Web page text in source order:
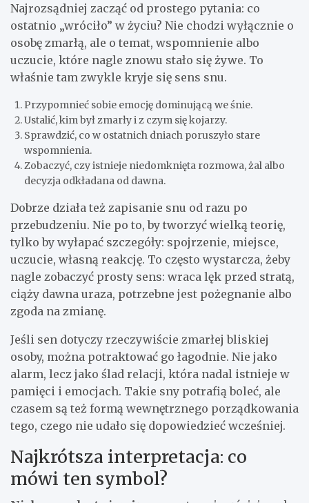
Najrozsądniej zacząć od prostego pytania: co
ostatnio „wróciło” w życiu? Nie chodzi wyłącznie o
osobę zmarłą, ale o temat, wspomnienie albo
uczucie, które nagle znowu stało się żywe. To
właśnie tam zwykle kryje się sens snu.
Przypomnieć sobie emocję dominującą we śnie.
Ustalić, kim był zmarły i z czym się kojarzy.
Sprawdzić, co w ostatnich dniach poruszyło stare
wspomnienia.
Zobaczyć, czy istnieje niedomknięta rozmowa, żal albo
decyzja odkładana od dawna.
Dobrze działa też zapisanie snu od razu po
przebudzeniu. Nie po to, by tworzyć wielką teorię,
tylko by wyłapać szczegóły: spojrzenie, miejsce,
uczucie, własną reakcję. To często wystarcza, żeby
nagle zobaczyć prosty sens: wraca lęk przed stratą,
ciąży dawna uraza, potrzebne jest pożegnanie albo
zgoda na zmianę.
Jeśli sen dotyczy rzeczywiście zmarłej bliskiej
osoby, można potraktować go łagodnie. Nie jako
alarm, lecz jako ślad relacji, która nadal istnieje w
pamięci i emocjach. Takie sny potrafią boleć, ale
czasem są też formą wewnętrznego porządkowania
tego, czego nie udało się dopowiedzieć wcześniej.
Najkrótsza interpretacja: co
mówi ten symbol?